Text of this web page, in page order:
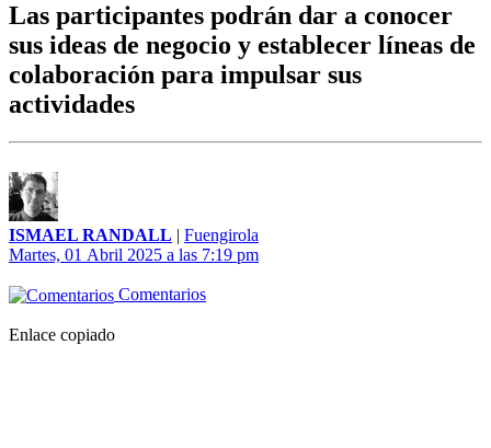
Las participantes podrán dar a conocer
sus ideas de negocio y establecer líneas de
colaboración para impulsar sus
actividades
ISMAEL RANDALL | Fuengirola
Martes, 01 Abril 2025 a las 7:19 pm
Comentarios
Enlace copiado